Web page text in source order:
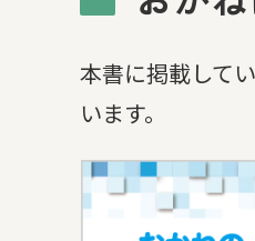
本書に掲載して
います。